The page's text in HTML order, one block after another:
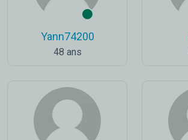
Yann74200
48 ans